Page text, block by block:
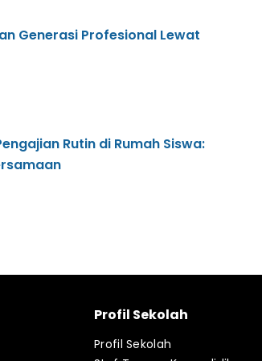
Generasi Profesional Lewat
Rutin di Rumah Siswa:
Profil Sekolah
Profil Sekolah